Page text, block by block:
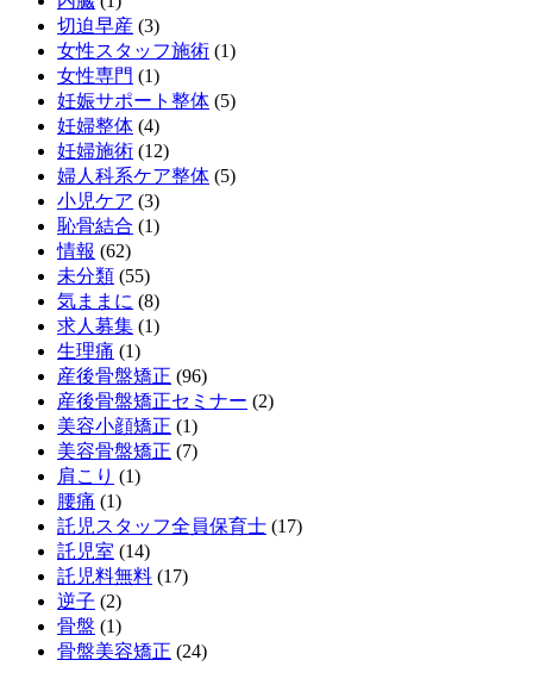
切迫早産 (3)
女性スタッフ施術 (1)
女性専門 (1)
妊娠サポート整体 (5)
妊婦整体 (4)
妊婦施術 (12)
婦人科系ケア整体 (5)
小児ケア (3)
恥骨結合 (1)
情報 (62)
未分類 (55)
気ままに (8)
求人募集 (1)
生理痛 (1)
産後骨盤矯正 (96)
産後骨盤矯正セミナー (2)
美容小顔矯正 (1)
美容骨盤矯正 (7)
肩こり (1)
腰痛 (1)
託児スタッフ全員保育士 (17)
託児室 (14)
託児料無料 (17)
逆子 (2)
骨盤 (1)
骨盤美容矯正 (24)